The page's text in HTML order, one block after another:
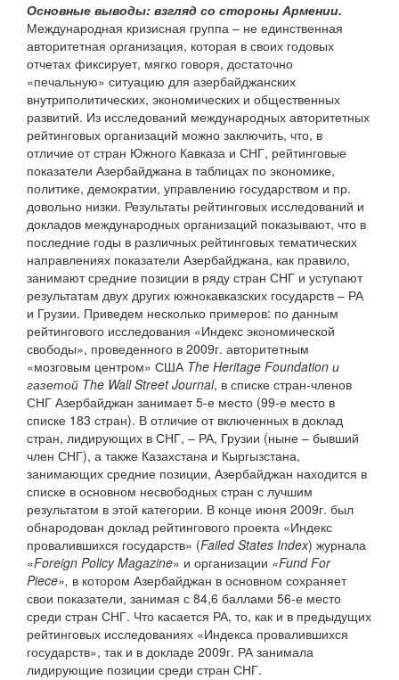
Основные выводы: взгляд со стороны Армении.
Международная кризисная группа – не единственная
авторитетная организация, которая в своих годовых
отчетах фиксирует, мягко говоря, достаточно
«печальную» ситуацию для азербайджанских
внутриполитических, экономических и общественных
развитий. Из исследований международных авторитетных
рейтинговых организаций можно заключить, что, в
отличие от стран Южного Кавказа и СНГ, рейтинговые
показатели Азербайджана в таблицах по экономике,
политике, демократии, управлению государством и пр.
довольно низки. Результаты рейтинговых исследований и
докладов международных организаций показывают, что в
последние годы в различных рейтинговых тематических
направлениях показатели Азербайджана, как правило,
занимают средние позиции в ряду стран СНГ и уступают
результатам двух других южнокавказских государств – РА
и Грузии. Приведем несколько примеров: по данным
рейтингового исследования «Индекс экономической
свободы», проведенного в 2009г. авторитетным
«мозговым центром» США The Heritage Foundation и
газетой The Wall Street Journal, в списке стран-членов
СНГ Азербайджан занимает 5-е место (99-е место в
списке 183 стран). В отличие от включенных в доклад
стран, лидирующих в СНГ, – РА, Грузии (ныне – бывший
член СНГ), а также Казахстана и Кыргызстана,
занимающих средние позиции, Азербайджан находится в
списке в основном несвободных стран с лучшим
результатом в этой категории. В конце июня 2009г. был
обнародован доклад рейтингового проекта «Индекс
провалившихся государств» (Failed States Index) журнала
«Foreign Policy Magazine» и организации «Fund For
Piece», в котором Азербайджан в основном сохраняет
свои показатели, занимая с 84,6 баллами 56-е место
среди стран СНГ. Что касается РА, то, как и в предыдущих
рейтинговых исследованиях «Индекса провалившихся
государств», так и в докладе 2009г. РА занимала
лидирующие позиции среди стран СНГ.